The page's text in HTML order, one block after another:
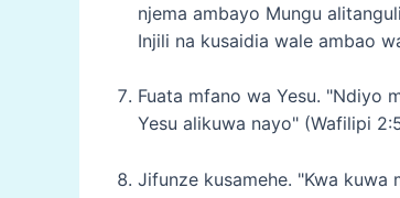
njema ambayo Mungu
Injili na kusaidia wale ambao
Fuata mfano wa Yesu. "Ndiyo
Yesu alikuwa nayo" (Wafilipi
Jifunze kusamehe. "Kwa kuwa